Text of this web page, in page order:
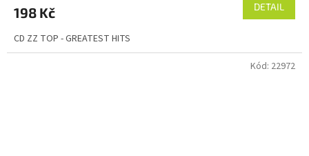
198 Kč DETAIL
CD ZZ TOP - GREATEST HITS
Kód: 22972